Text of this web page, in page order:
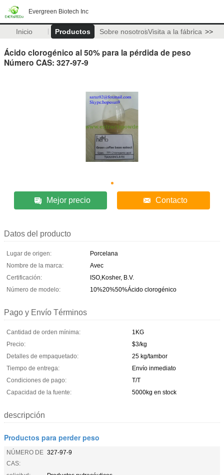
Evergreen Biotech Inc
Inicio Productos Sobre nosotrosVisita a la fábrica >>
Ácido clorogénico al 50% para la pérdida de peso
Número CAS: 327-97-9
Mejor precio Contacto
Datos del producto
Lugar de origen:
Porcelana
Nombre de la marca:
Avec
Certificación:
ISO,Kosher, B.V.
Número de modelo:
10%20%50%Ácido clorogénico
Pago y Envío Términos
Cantidad de orden mínima:
1KG
Precio:
$3/kg
Detalles de empaquetado:
25 kg/tambor
Tiempo de entrega:
Envío inmediato
Condiciones de pago:
T/T
Capacidad de la fuente:
5000kg en stock
descripción
Productos para perder peso
NÚMERO DE
CAS:
327-97-9